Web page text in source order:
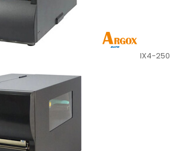
IX4-250